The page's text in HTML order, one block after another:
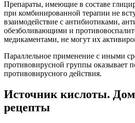
Препараты, имеющие в составе
при комбинированной терапии не
взаимодействие с антибиотиками,
обезболивающими и
медикаментами, не могут их
Параллельное применение с иными
противовирусной группы оказывает
противовирусного действия.
Источник кислоты.
рецепты